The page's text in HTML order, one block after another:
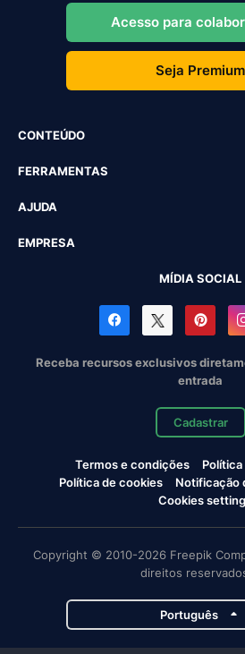
Acesso para
Seja Premium
CONTEÚDO
FERRAMENTAS
AJUDA
EMPRESA
MÍDIA SOCIAL
Receba recursos exclusivos
entrada
Cadastrar
Termos e condições
Política de cookies
Notificação
Cookies
Copyright © 2010-2026 Freepik
direitos
Português